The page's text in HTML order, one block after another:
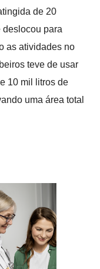
de 20
deslocou para
as atividades no
teve de usar
10 mil litros de
uma área total